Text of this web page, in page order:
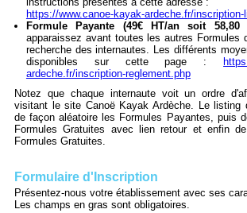
https://www.canoe-kayak-ardeche.fr/inscription-
Formule Payante (49€ HT/an soit
apparaissez avant toutes les autres Formules
recherche des internautes. Les différents
disponibles sur cette page :
ardeche.fr/inscription-reglement.php
Notez que chaque internaute voit un ordre
visitant le site Canoë Kayak Ardèche. Le listing
de façon aléatoire les Formules Payantes, puis
Formules Gratuites avec lien retour et enfin
Formules Gratuites.
Formulaire d'Inscription
Présentez-nous votre établissement avec ses
Les champs en gras sont obligatoires.